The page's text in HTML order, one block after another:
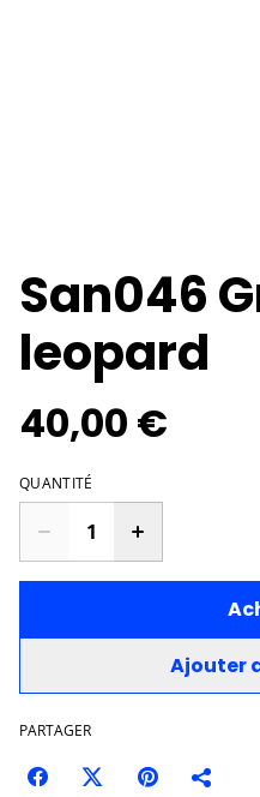
San046
leopard
40,00 €
QUANTITÉ
Ajouter
PARTAGER